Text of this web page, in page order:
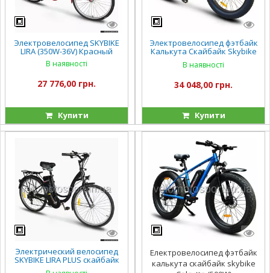
Электровелосипед SKYBIKE
LIRA (350W-36V) Красный
В наявності
27 776,00 грн.
Купити
Электровелосипед фэтбайк
Калькута Скайбайк Skybike
Calcutta (500W)
В наявності
34 048,00 грн.
Купити
Электрический велосипед
SKYBIKE LIRA PLUS скайбайк
ліра плюс (350W-36V)
Електровелосипед фэтбайк
калькута скайбайк skybike